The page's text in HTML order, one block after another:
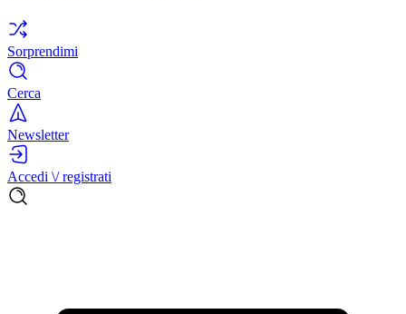
Sorprendimi
Cerca
Newsletter
Accedi \/ registrati